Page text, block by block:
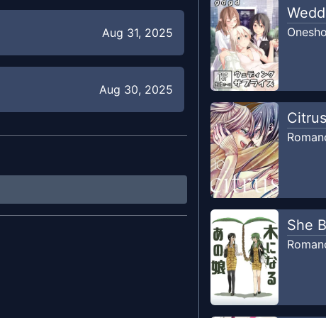
Aug 31, 2025
Aug 30, 2025
Aug 17, 2025
Citrus
She